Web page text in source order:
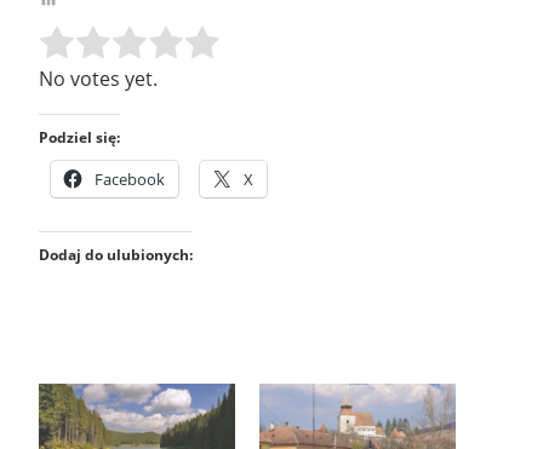
Rate this item:
No votes yet.
Podziel się:
Facebook X
Dodaj do ulubionych: